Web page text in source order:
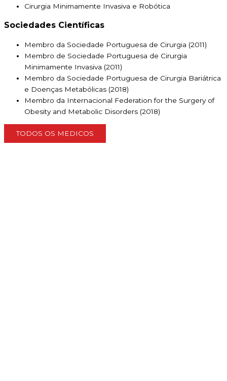
Cirurgia Minimamente Invasiva e Robótica
Sociedades Científicas
Membro da Sociedade Portuguesa de Cirurgia (2011)
Membro de Sociedade Portuguesa de Cirurgia
Minimamente Invasiva (2011)
Membro da Sociedade Portuguesa de Cirurgia Bariátrica
e Doenças Metabólicas (2018)
Membro da Internacional Federation for the Surgery of
Obesity and Metabolic Disorders (2018)
TODOS OS MEDICOS